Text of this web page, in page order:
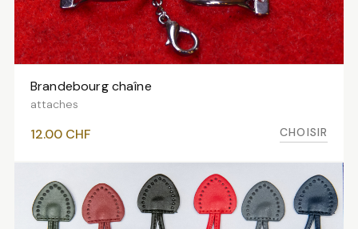
VOIR LES VARIANTES
Brandebourg chaîne
attaches
12.00 CHF CHOISIR